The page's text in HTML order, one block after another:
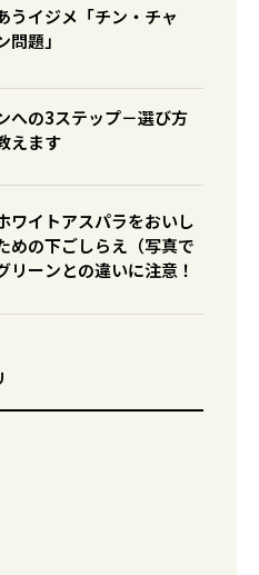
うイジメ「チン・チャ
問題」
への3ステップ－選び方
えます
ワイトアスパラをおいし
めの下ごしらえ（写真で
ーンとの違いに注意！